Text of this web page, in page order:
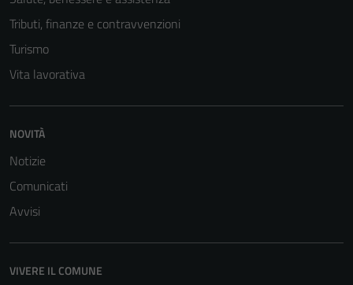
Tributi, finanze e contravvenzioni
Turismo
Vita lavorativa
NOVITÀ
Notizie
Comunicati
Avvisi
VIVERE IL COMUNE
Questi cookie